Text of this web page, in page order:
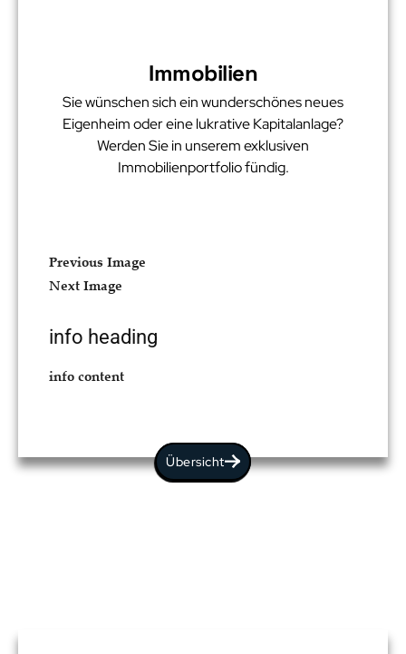
Immobilien
Sie wünschen sich ein wunderschönes neues
Eigenheim oder eine lukrative Kapitalanlage?
Werden Sie in unserem exklusiven
Immobilienportfolio fündig.
Previous Image
Next Image
info heading
info content
Übersicht